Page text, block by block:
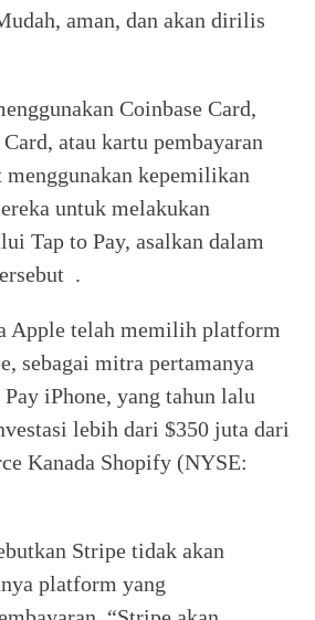
aman, dan akan dirilis
Coinbase Card,
atau kartu pembayaran
menggunakan kepemilikan
untuk melakukan
Tap to Pay, asalkan dalam
.
Apple telah memilih platform
sebagai mitra pertamanya
iPhone, yang tahun lalu
lebih dari $350 juta dari
Kanada Shopify (NYSE:
Stripe tidak akan
platform yang